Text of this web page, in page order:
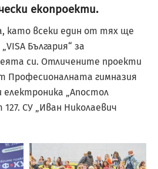
екопроекти.
като всеки един от тях ще
България“ за
си. Отличените проекти
Професионалната гимназия
„Апостол
СУ „Иван Николаевич